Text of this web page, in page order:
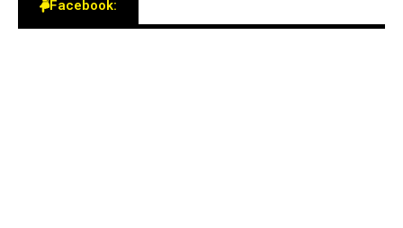
Facebook: